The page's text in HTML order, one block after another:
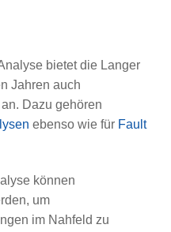
bietet die Langer
Jahren auch
Dazu gehören
ebenso wie für Fault
können
um
im Nahfeld zu